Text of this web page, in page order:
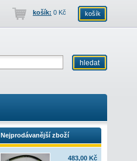
košík: 0 Kč košík
Nejprodávanější zboží
483,00 Kč